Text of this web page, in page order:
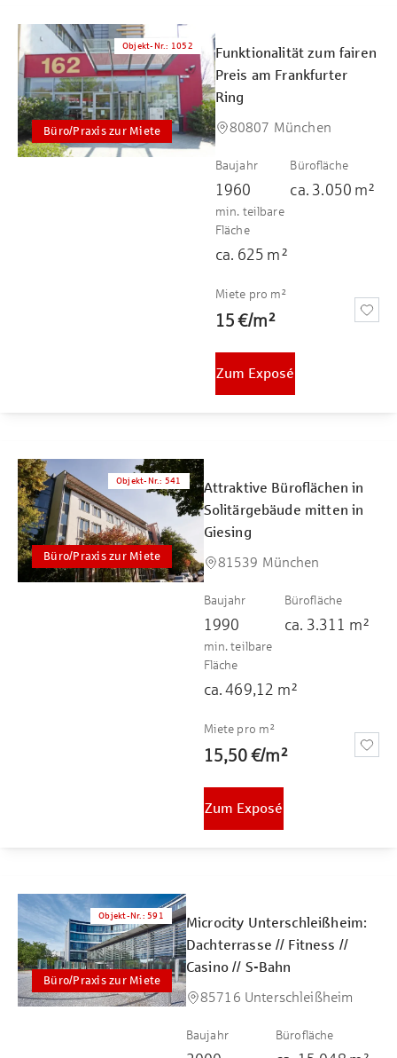
Büro/Praxis zur Miete
Objekt-Nr.: 1052
Funktionalität zum fairen
Preis am Frankfurter
Ring
80807 München
Baujahr
1960
Bürofläche
ca. 3.050 m²
min. teilbare
Fläche
ca. 625 m²
Miete pro m²
15 €/m²
Zum Exposé
Büro/Praxis zur Miete
Objekt-Nr.: 541
Attraktive Büroflächen in
Solitärgebäude mitten in
Giesing
81539 München
Baujahr
1990
Bürofläche
ca. 3.311 m²
min. teilbare
Fläche
ca. 469,12 m²
Miete pro m²
15,50 €/m²
Zum Exposé
Büro/Praxis zur Miete
Objekt-Nr. : 591
Microcity Unterschleißheim:
Dachterrasse // Fitness //
Casino // S-Bahn
85716 Unterschleißheim
Baujahr Bürofläche